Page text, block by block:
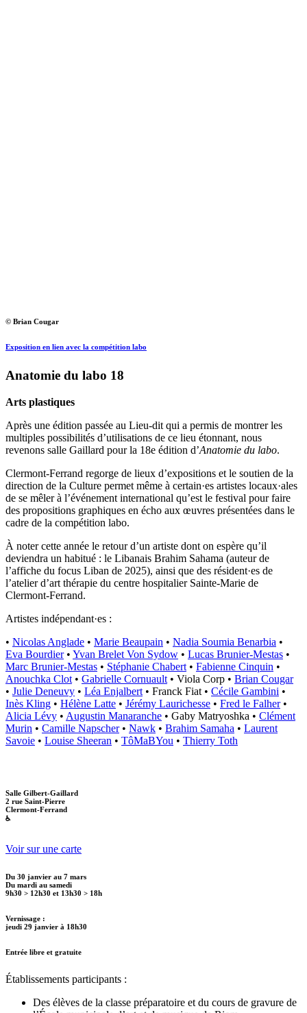
© Brian Cougar
Exposition en lien avec la compétition labo
Anatomie du labo 18
Arts plastiques
Après une édition passée au Lieu-dit qui a permis de montrer les
multiples possibilités d’utilisations de ce lieu étonnant, nous
revenons salle Gaillard pour la 18e édition d’Anatomie du labo.
Clermont-Ferrand regorge de lieux d’expositions et le soutien de la
direction de la Culture permet même à certain·es artistes locaux·ales
de se mêler à l’événement international qu’est le festival pour faire
des propositions graphiques en écho aux œuvres présentées dans le
cadre de la compétition labo.
À noter cette année le retour d’un artiste dont on espère qu’il
deviendra un habitué : le Libanais Brahim Sahama (auteur de
l’affiche du focus Liban de 2025), ainsi que des résident·es de
l’atelier d’art thérapie du centre hospitalier Sainte-Marie de
Clermont-Ferrand.
Artistes indépendant·es :
• Nicolas Anglade • Marie Beaupain • Nadia Soumia Benarbia •
Eva Bourdier• Yvan Brelet Von Sydow • Lucas Brunier-Mestas •
Marc Brunier-Mestas • Stéphanie Chabert • Fabienne Cinquin •
Anouchka Clot • Gabrielle Cornuault • Viola Corp • Brian Cougar
• Julie Deneuvy • Léa Enjalbert • Franck Fiat • Cécile Gambini •
Inès Kling • Hélène Latte • Jérémy Laurichesse • Fred le Falher•
Alicia Lévy • Augustin Manaranche • Gaby Matryoshka • Clément
Murin • Camille Napscher• Nawk • Brahim Samaha • Laurent
Savoie • Louise Sheeran • TôMaBYou • Thierry Toth
Salle Gilbert-Gaillard
2 rue Saint-Pierre
Clermont-Ferrand
♿
Voir sur une carte
Du 30 janvier au 7 mars
Du mardi au samedi
9h30 > 12h30 et 13h30 > 18h
Vernissage :
jeudi 29 janvier à 18h30
Entrée libre et gratuite
Établissements participants :
Des élèves de la classe préparatoire et du cours de gravure de